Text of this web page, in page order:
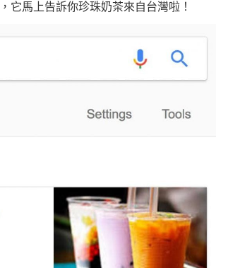
它馬上告訴你珍珠奶茶來自台灣啦！